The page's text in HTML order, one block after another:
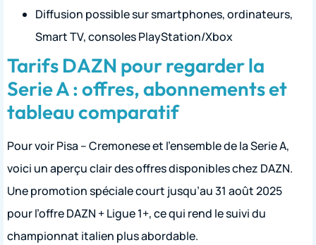
Diffusion possible sur smartphones, ordinateurs,
Smart TV, consoles PlayStation/Xbox
Tarifs DAZN pour regarder la
Serie A : offres, abonnements et
tableau comparatif
Pour voir Pisa – Cremonese et l’ensemble de la Serie A,
voici un aperçu clair des offres disponibles chez DAZN.
Une promotion spéciale court jusqu’au 31 août 2025
pour l’offre DAZN + Ligue 1+, ce qui rend le suivi du
championnat italien plus abordable.